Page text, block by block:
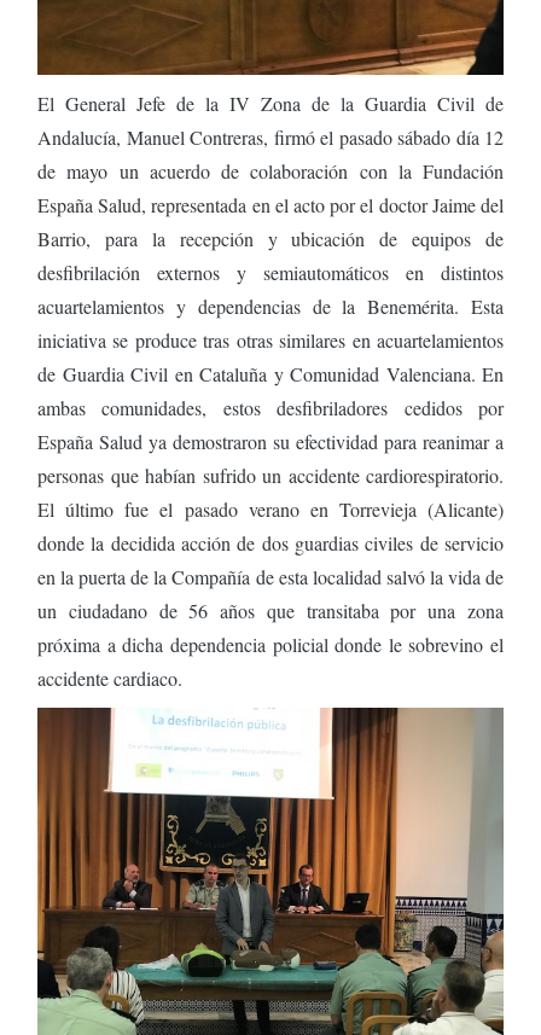
El General Jefe de la IV Zona de la Guardia Civil de
Andalucía, Manuel Contreras, firmó el pasado sábado día 12
de mayo un acuerdo de colaboración con la Fundación
España Salud, representada en el acto por el doctor Jaime del
Barrio, para la recepción y ubicación de equipos de
desfibrilación externos y semiautomáticos en distintos
acuartelamientos y dependencias de la Benemérita. Esta
iniciativa se produce tras otras similares en acuartelamientos
de Guardia Civil en Cataluña y Comunidad Valenciana. En
ambas comunidades, estos desfibriladores cedidos por
España Salud ya demostraron su efectividad para reanimar a
personas que habían sufrido un accidente cardiorespiratorio.
El último fue el pasado verano en Torrevieja (Alicante)
donde la decidida acción de dos guardias civiles de servicio
en la puerta de la Compañía de esta localidad salvó la vida de
un ciudadano de 56 años que transitaba por una zona
próxima a dicha dependencia policial donde le sobrevino el
accidente cardiaco.